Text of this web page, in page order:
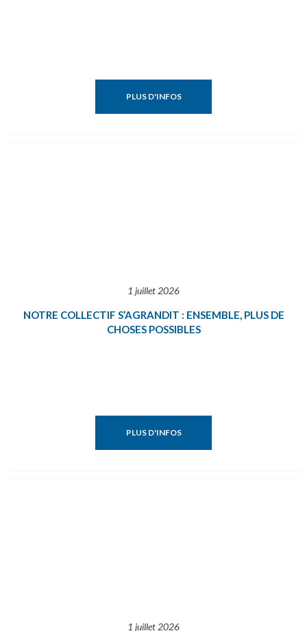
PLUS D'INFOS
1 juillet 2026
NOTRE COLLECTIF S’AGRANDIT : ENSEMBLE, PLUS DE
CHOSES POSSIBLES
PLUS D'INFOS
1 juillet 2026